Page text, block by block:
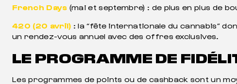
French Days (mai et septembre) : de plus en plus de
420 (20 avril) : la “fête internationale du cannabis”
un rendez-vous annuel avec des offres exclusives.
LE PROGRAMME DE
Les programmes de points ou de cashback sont un